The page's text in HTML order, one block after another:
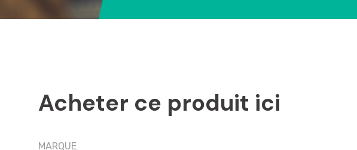
Acheter ce produit ici
MARQUE